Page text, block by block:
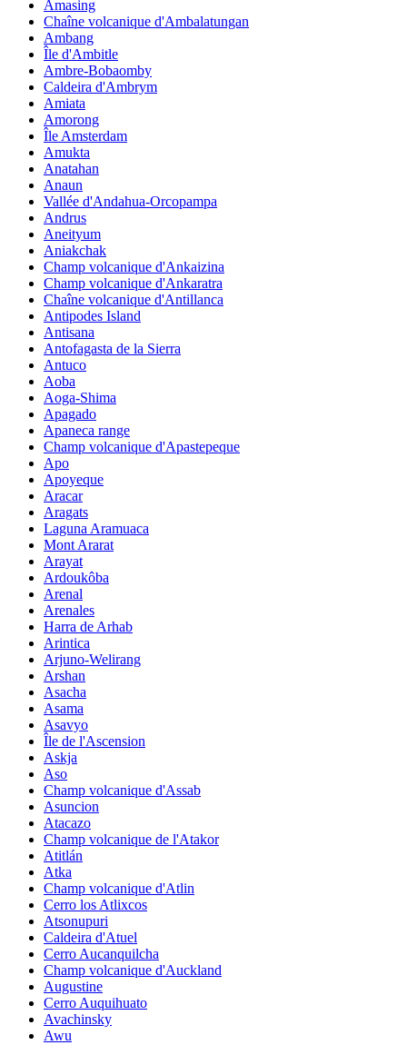
Amasing
Chaîne volcanique d'Ambalatungan
Ambang
Île d'Ambitle
Ambre-Bobaomby
Caldeira d'Ambrym
Amiata
Amorong
Île Amsterdam
Amukta
Anatahan
Anaun
Vallée d'Andahua-Orcopampa
Andrus
Aneityum
Aniakchak
Champ volcanique d'Ankaizina
Champ volcanique d'Ankaratra
Chaîne volcanique d'Antillanca
Antipodes Island
Antisana
Antofagasta de la Sierra
Antuco
Aoba
Aoga-Shima
Apagado
Apaneca range
Champ volcanique d'Apastepeque
Apo
Apoyeque
Aracar
Aragats
Laguna Aramuaca
Mont Ararat
Arayat
Ardoukôba
Arenal
Arenales
Harra de Arhab
Arintica
Arjuno-Welirang
Arshan
Asacha
Asama
Asavyo
Île de l'Ascension
Askja
Aso
Champ volcanique d'Assab
Asuncion
Atacazo
Champ volcanique de l'Atakor
Atitlán
Atka
Champ volcanique d'Atlin
Cerro los Atlixcos
Atsonupuri
Caldeira d'Atuel
Cerro Aucanquilcha
Champ volcanique d'Auckland
Augustine
Cerro Auquihuato
Avachinsky
Awu